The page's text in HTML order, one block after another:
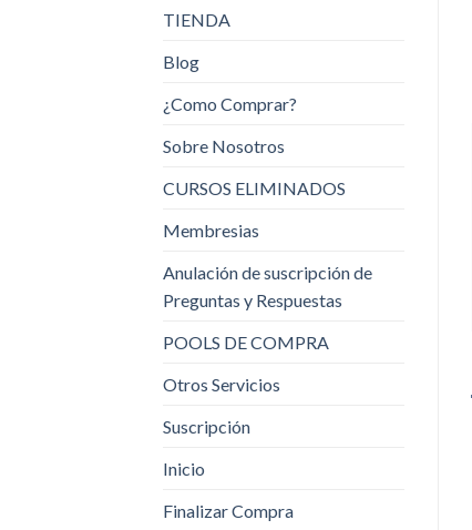
TIENDA
Blog
¿Como Comprar?
Sobre Nosotros
CURSOS ELIMINADOS
Membresias
Anulación de suscripción de
Preguntas y Respuestas
POOLS DE COMPRA
Otros Servicios
Suscripción
Inicio
Finalizar Compra